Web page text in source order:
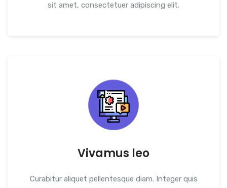
sit amet, consectetuer adipiscing elit.
Vivamus leo
Curabitur aliquet pellentesque diam. Integer quis